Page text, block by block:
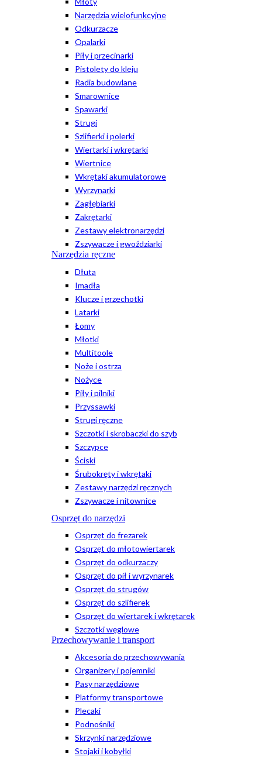
Narzędzia wielofunkcyjne
Odkurzacze
Opalarki
Piły i przecinarki
Pistolety do kleju
Radia budowlane
Smarownice
Spawarki
Strugi
Szlifierki i polerki
Wiertarki i wkrętarki
Wiertnice
Wkrętaki akumulatorowe
Wyrzynarki
Zagłębiarki
Zakrętarki
Zestawy elektronarzędzi
Zszywacze i gwoździarki
Narzędzia ręczne
Dłuta
Imadła
Klucze i grzechotki
Latarki
Łomy
Młotki
Multitoole
Noże i ostrza
Nożyce
Piły i pilniki
Przyssawki
Strugi ręczne
Szczotki i skrobaczki do szyb
Szczypce
Ściski
Śrubokręty i wkrętaki
Zestawy narzędzi ręcznych
Zszywacze i nitownice
Osprzęt do narzędzi
Osprzęt do frezarek
Osprzęt do młotowiertarek
Osprzęt do odkurzaczy
Osprzęt do pił i wyrzynarek
Osprzęt do strugów
Osprzęt do szlifierek
Osprzęt do wiertarek i wkrętarek
Szczotki węglowe
Przechowywanie i transport
Akcesoria do przechowywania
Organizery i pojemniki
Pasy narzędziowe
Platformy transportowe
Plecaki
Podnośniki
Skrzynki narzędziowe
Stojaki i kobyłki